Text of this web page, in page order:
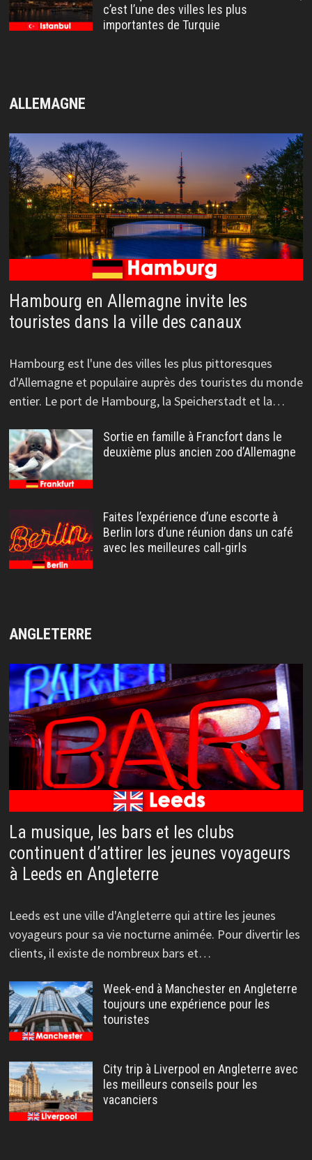
c’est l’une des villes les plus
importantes de Turquie
ALLEMAGNE
Hambourg en Allemagne invite les
touristes dans la ville des canaux
Hambourg est l'une des villes les plus pittoresques
d'Allemagne et populaire auprès des touristes du monde
entier. Le port de Hambourg, la Speicherstadt et la…
Sortie en famille à Francfort dans le
deuxième plus ancien zoo d’Allemagne
Faites l’expérience d’une escorte à
Berlin lors d’une réunion dans un café
avec les meilleures call-girls
ANGLETERRE
La musique, les bars et les clubs
continuent d’attirer les jeunes voyageurs
à Leeds en Angleterre
Leeds est une ville d'Angleterre qui attire les jeunes
voyageurs pour sa vie nocturne animée. Pour divertir les
clients, il existe de nombreux bars et…
Week-end à Manchester en Angleterre
toujours une expérience pour les
touristes
City trip à Liverpool en Angleterre avec
les meilleurs conseils pour les
vacanciers